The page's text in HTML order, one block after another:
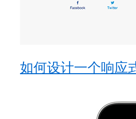
如何设计一个响应